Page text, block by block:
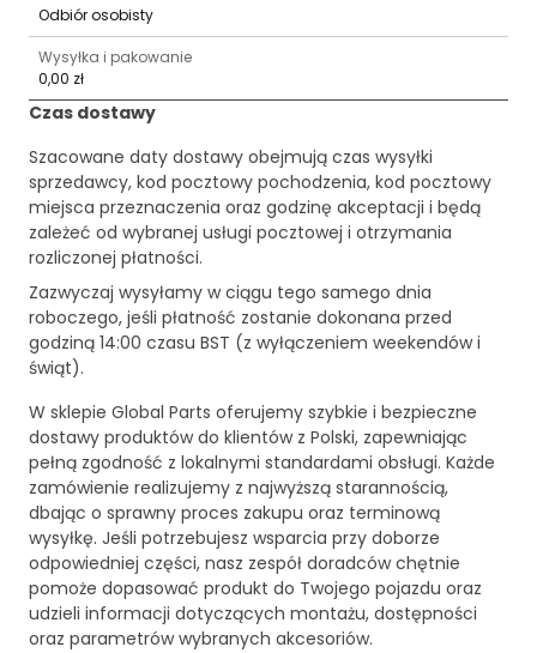
Odbiór osobisty
Wysyłka i pakowanie
0,00 zł
Czas dostawy
Szacowane daty dostawy obejmują czas wysyłki
sprzedawcy, kod pocztowy pochodzenia, kod pocztowy
miejsca przeznaczenia oraz godzinę akceptacji i będą
zależeć od wybranej usługi pocztowej i otrzymania
rozliczonej płatności.
Zazwyczaj wysyłamy w ciągu tego samego dnia
roboczego, jeśli płatność zostanie dokonana przed
godziną 14:00 czasu BST (z wyłączeniem weekendów i
świąt).
W sklepie Global Parts oferujemy szybkie i bezpieczne
dostawy produktów do klientów z Polski, zapewniając
pełną zgodność z lokalnymi standardami obsługi. Każde
zamówienie realizujemy z najwyższą starannością,
dbając o sprawny proces zakupu oraz terminową
wysyłkę. Jeśli potrzebujesz wsparcia przy doborze
odpowiedniej części, nasz zespół doradców chętnie
pomoże dopasować produkt do Twojego pojazdu oraz
udzieli informacji dotyczących montażu, dostępności
oraz parametrów wybranych akcesoriów.